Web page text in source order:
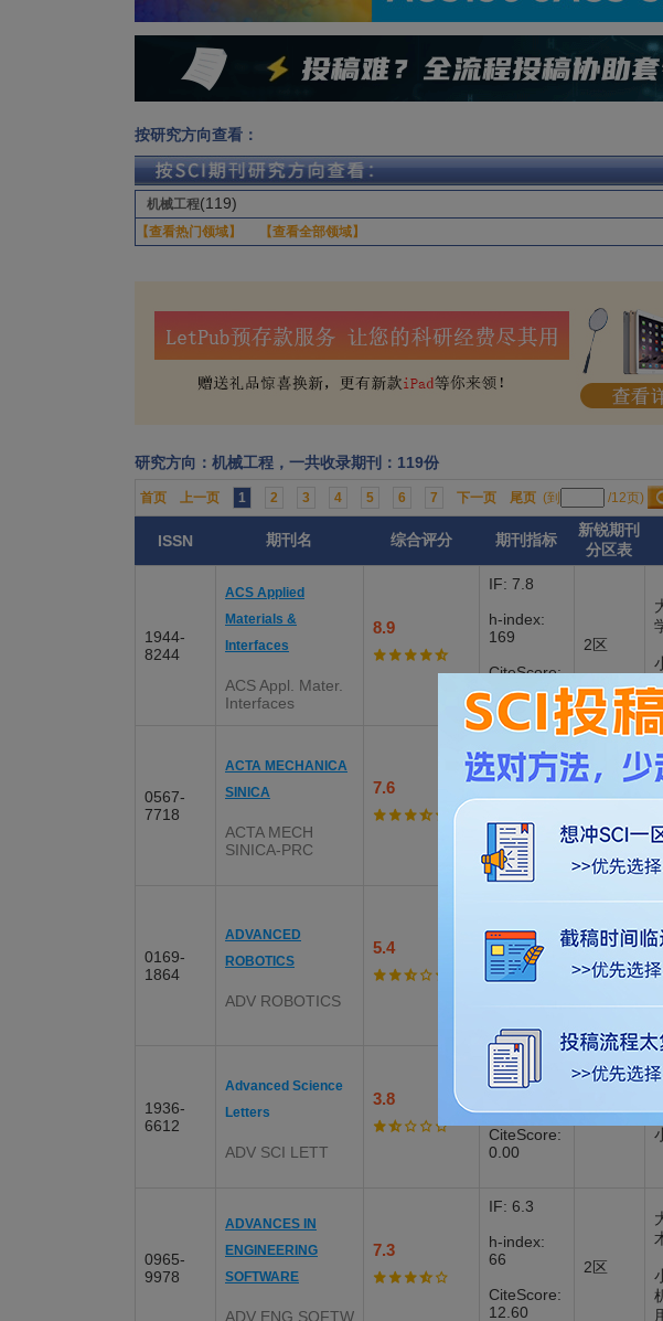
按研究方向查看：
机械工程(119)
【查看热门领域】 【查看全部领域】
研究方向：机械工程，一共收录期刊：119份
首页 上一页 1 2 3 4 5 6 7 下一页 尾页 (到 /12页)
ISSN 期刊名 综合评分 期刊指标
新锐期刊
分区表
1944-
8244
ACS Applied
Materials &
Interfaces
ACS Appl. Mater.
Interfaces
8.9
IF: 7.8
h-index:
169
CiteScore:
13.30
2区
技
0567-
7718
ACTA MECHANICA
SINICA
ACTA MECH
SINICA-PRC
7.6
h-index:
38
CiteScore:
6.30
2区
0169-
1864
ADVANCED
ROBOTICS
ADV ROBOTICS
5.4
h-index:
55
4区
1936-
6612
Advanced Science
Letters
ADV SCI LETT
3.8
IF: 0
CiteScore:
0.00
未录
0965-
9978
ADVANCES IN
ENGINEERING
SOFTWARE
ADV ENG SOFTW
7.3
IF: 6.3
h-index:
66
CiteScore:
12.60
2区